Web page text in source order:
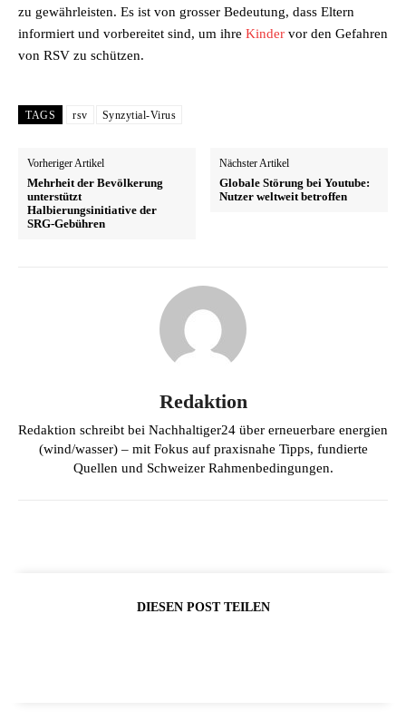
zu gewährleisten. Es ist von grosser Bedeutung, dass Eltern
informiert und vorbereitet sind, um ihre Kinder vor den Gefahren
von RSV zu schützen.
TAGS rsv Synzytial-Virus
Vorheriger Artikel
Mehrheit der Bevölkerung
unterstützt
Halbierungsinitiative der
SRG-Gebühren
Nächster Artikel
Globale Störung bei Youtube:
Nutzer weltweit betroffen
Redaktion
Redaktion schreibt bei Nachhaltiger24 über erneuerbare energien
(wind/wasser) – mit Fokus auf praxisnahe Tipps, fundierte
Quellen und Schweizer Rahmenbedingungen.
DIESEN POST TEILEN